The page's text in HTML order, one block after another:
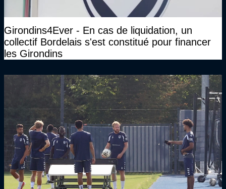
Girondins4Ever - En cas de liquidation, un
collectif Bordelais s'est constitué pour financer
les Girondins